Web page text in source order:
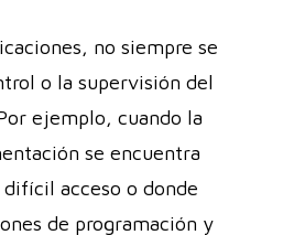
no siempre se
o la supervisión del
ejemplo, cuando la
se encuentra
acceso o donde
de programación y